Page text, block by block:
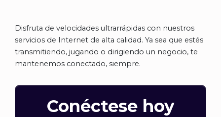
Disfruta de velocidades ultrarrápidas con nuestros
servicios de Internet de alta calidad. Ya sea que estés
transmitiendo, jugando o dirigiendo un negocio, te
mantenemos conectado, siempre.
Conéctese hoy